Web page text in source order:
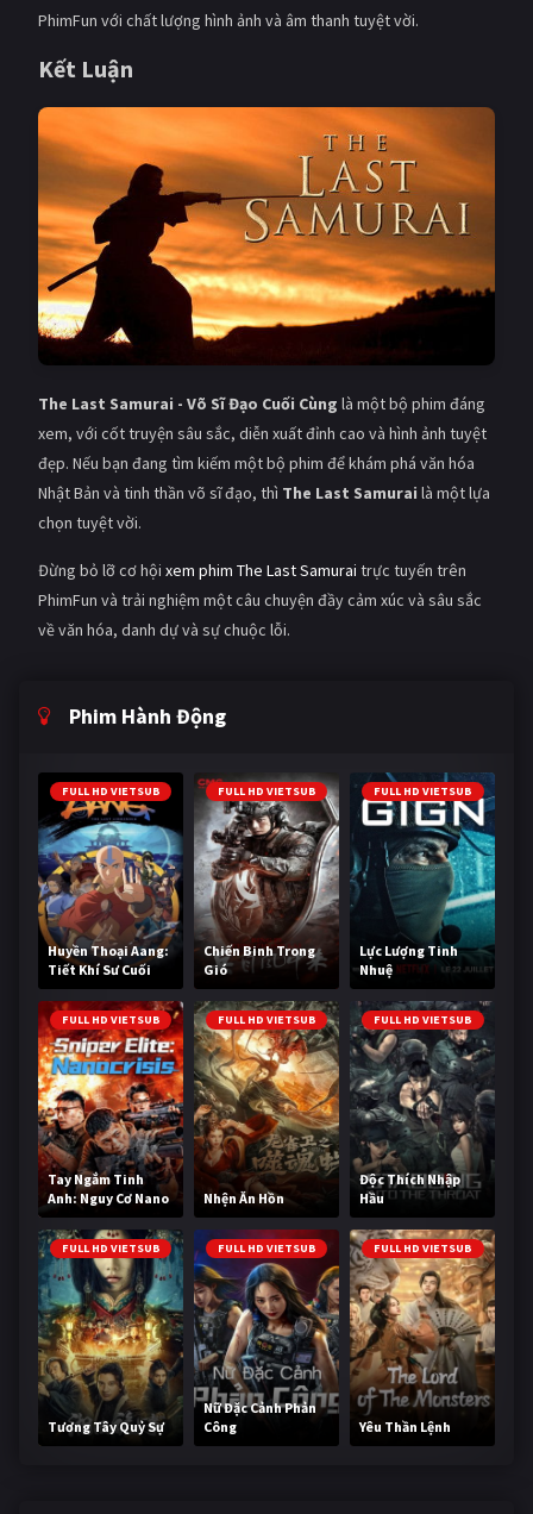
PhimFun với chất lượng hình ảnh và âm thanh tuyệt vời.
Kết Luận
The Last Samurai - Võ Sĩ Đạo Cuối Cùng là một bộ phim đáng
xem, với cốt truyện sâu sắc, diễn xuất đỉnh cao và hình ảnh tuyệt
đẹp. Nếu bạn đang tìm kiếm một bộ phim để khám phá văn hóa
Nhật Bản và tinh thần võ sĩ đạo, thì The Last Samurai là một lựa
chọn tuyệt vời.
Đừng bỏ lỡ cơ hội xem phim The Last Samurai trực tuyến trên
PhimFun và trải nghiệm một câu chuyện đầy cảm xúc và sâu sắc
về văn hóa, danh dự và sự chuộc lỗi.
Phim Hành Động
FULL HD VIETSUB
Huyền Thoại Aang:
Tiết Khí Sư Cuối
Cùng
FULL HD VIETSUB
Chiến Binh Trong
Gió
FULL HD VIETSUB
Lực Lượng Tinh
Nhuệ
FULL HD VIETSUB
Tay Ngắm Tinh
Anh: Nguy Cơ Nano
FULL HD VIETSUB
Nhện Ăn Hồn
FULL HD VIETSUB
Độc Thích Nhập
Hầu
FULL HD VIETSUB
Tương Tây Quỷ Sự
FULL HD VIETSUB
Nữ Đặc Cảnh Phản
Công
FULL HD VIETSUB
Yêu Thần Lệnh